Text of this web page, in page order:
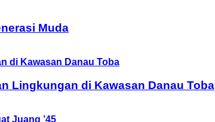
Muda
Lingkungan di Kawasan Danau Toba